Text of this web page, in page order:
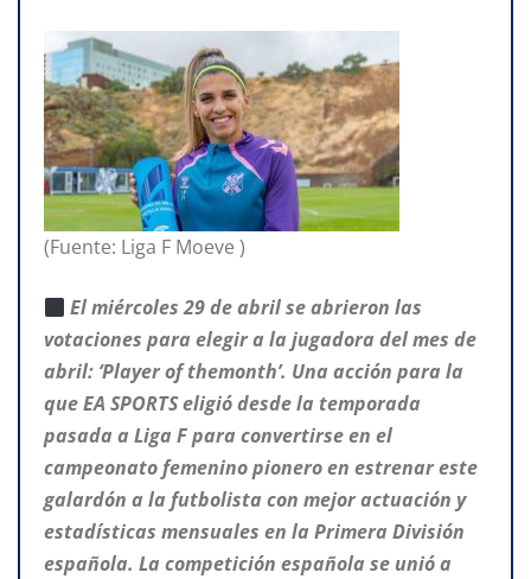
(Fuente: Liga F Moeve )
El miércoles 29 de abril se abrieron las
votaciones para elegir a la jugadora del mes de
abril: ‘Player of themonth’. Una acción para la
que EA SPORTS eligió desde la temporada
pasada a Liga F para convertirse en el
campeonato femenino pionero en estrenar este
galardón a la futbolista con mejor actuación y
estadísticas mensuales en la Primera División
española. La competición española se unió a